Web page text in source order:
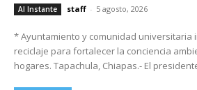
Al Instante staff - 5 agosto, 2026
* Ayuntamiento y comunidad universitaria
reciclaje para fortalecer la conciencia
hogares. Tapachula, Chiapas.- El